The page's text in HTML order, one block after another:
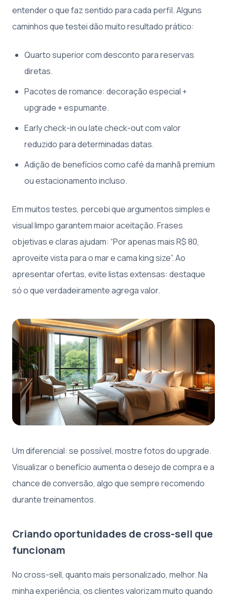
entender o que faz sentido para cada perfil. Alguns
caminhos que testei dão muito resultado prático:
Quarto superior com desconto para reservas
diretas.
Pacotes de romance: decoração especial +
upgrade + espumante.
Early check-in ou late check-out com valor
reduzido para determinadas datas.
Adição de benefícios como café da manhã premium
ou estacionamento incluso.
Em muitos testes, percebi que argumentos simples e
visual limpo garantem maior aceitação. Frases
objetivas e claras ajudam: “Por apenas mais R$ 80,
aproveite vista para o mar e cama king size”. Ao
apresentar ofertas, evite listas extensas: destaque
só o que verdadeiramente agrega valor.
Um diferencial: se possível, mostre fotos do upgrade.
Visualizar o benefício aumenta o desejo de compra e a
chance de conversão, algo que sempre recomendo
durante treinamentos.
Criando oportunidades de cross-sell que
funcionam
No cross-sell, quanto mais personalizado, melhor. Na
minha experiência, os clientes valorizam muito quando